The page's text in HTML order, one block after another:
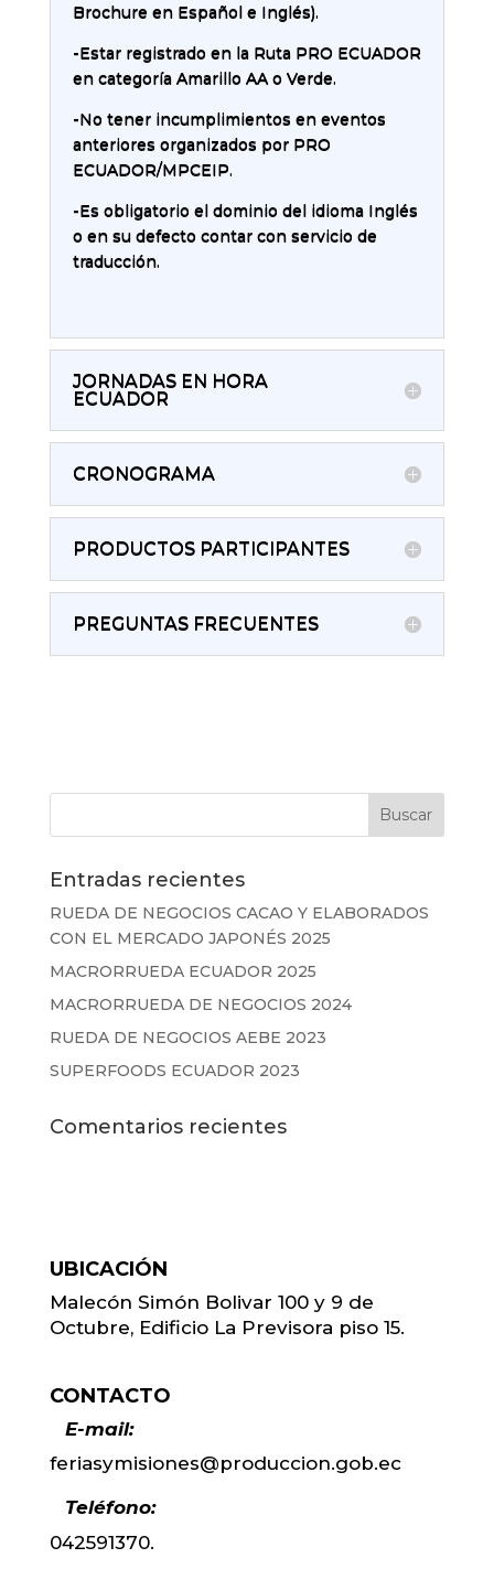
Brochure en Español e Inglés).
-Estar registrado en la Ruta PRO ECUADOR
en categoría Amarillo AA o Verde.
-No tener incumplimientos en eventos
anteriores organizados por PRO
ECUADOR/MPCEIP.
-Es obligatorio el dominio del idioma Inglés
o en su defecto contar con servicio de
traducción.
JORNADAS EN HORA
ECUADOR
CRONOGRAMA
PRODUCTOS PARTICIPANTES
PREGUNTAS FRECUENTES
Entradas recientes
RUEDA DE NEGOCIOS CACAO Y ELABORADOS
CON EL MERCADO JAPONÉS 2025
MACRORRUEDA ECUADOR 2025
MACRORRUEDA DE NEGOCIOS 2024
RUEDA DE NEGOCIOS AEBE 2023
SUPERFOODS ECUADOR 2023
Comentarios recientes
UBICACIÓN
Malecón Simón Bolivar 100 y 9 de
Octubre, Edificio La Previsora piso 15.
CONTACTO
E-mail:
feriasymisiones@produccion.gob.ec
Teléfono:
042591370.